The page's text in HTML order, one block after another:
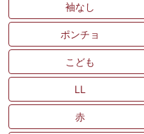
袖なし
ポンチョ
こども
LL
赤